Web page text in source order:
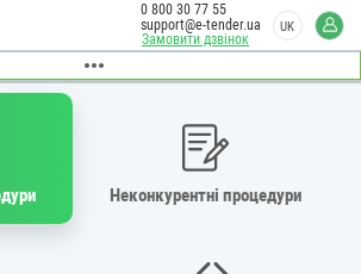
Замовити дзвінок
0 800 30 77 55
support@e-tender.ua
UK
Неконкурентні процедури